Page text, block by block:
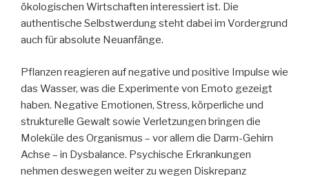
ökologischen Wirtschaften interessiert ist. Die
authentische Selbstwerdung steht dabei im Vordergrund
auch für absolute Neuanfänge.
Pflanzen reagieren auf negative und positive Impulse wie
das Wasser, was die Experimente von Emoto gezeigt
haben. Negative Emotionen, Stress, körperliche und
strukturelle Gewalt sowie Verletzungen bringen die
Moleküle des Organismus – vor allem die Darm-Gehirn
Achse – in Dysbalance. Psychische Erkrankungen
nehmen deswegen weiter zu wegen Diskrepanz